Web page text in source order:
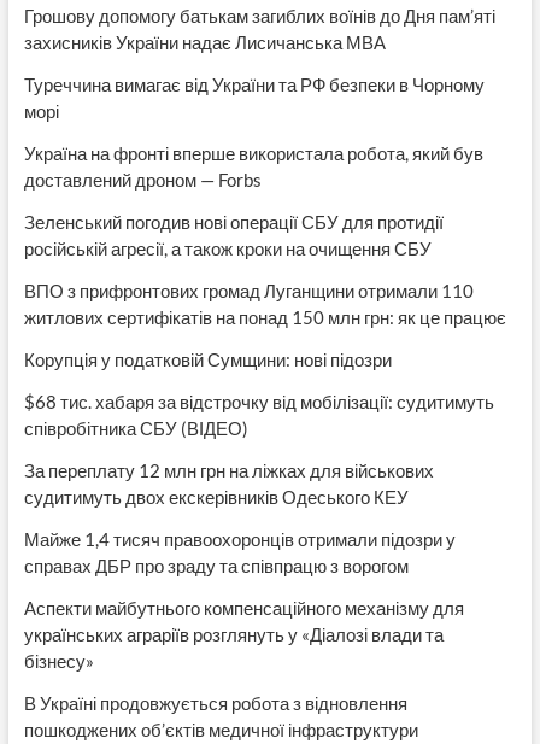
Грошову допомогу батькам загиблих воїнів до Дня пам’яті
захисників України надає Лисичанська МВА
Туреччина вимагає від України та РФ безпеки в Чорному
морі
Україна на фронті вперше використала робота, який був
доставлений дроном — Forbs
Зеленський погодив нові операції СБУ для протидії
російській агресії, а також кроки на очищення СБУ
ВПО з прифронтових громад Луганщини отримали 110
житлових сертифікатів на понад 150 млн грн: як це працює
Корупція у податковій Сумщини: нові підозри
$68 тис. хабаря за відстрочку від мобілізації: судитимуть
співробітника СБУ (ВІДЕО)
За переплату 12 млн грн на ліжках для військових
судитимуть двох екскерівників Одеського КЕУ
Майже 1,4 тисяч правоохоронців отримали підозри у
справах ДБР про зраду та співпрацю з ворогом
Аспекти майбутнього компенсаційного механізму для
українських аграріїв розглянуть у «Діалозі влади та
бізнесу»
В Україні продовжується робота з відновлення
пошкоджених об’єктів медичної інфраструктури